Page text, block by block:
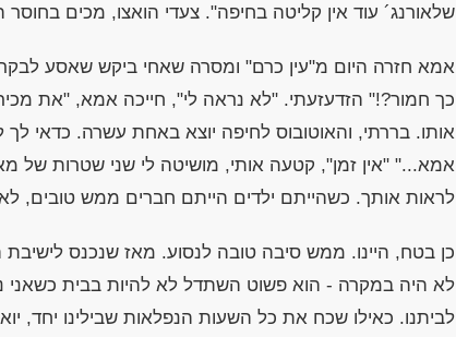
שלאורנג´ עוד אין קליטה בחיפה". צעדי הואצו, מכים
אמא חזרה היום מ"עין כרם" ומסרה שאחי ביקש שאסע לבקר
כך חמור?!" הזדעזעתי. "לא נראה לי", חייכה אמא, "את
אותו. בררתי, והאוטובוס לחיפה יוצא באחת עשרה. כדאי
אמא..." "אין זמן", קטעה אותי, מושיטה לי שני שטרות של
לראות אותך. כשהייתם ילדים הייתם חברים ממש טובים,
כן בטח, היינו. ממש סיבה טובה לנסוע. מאז שנכנס לישיבת
לא היה במקרה - הוא פשוט השתדל לא להיות בבית כשאני
לביתנו. כאילו שכח את כל השעות הנפלאות שבילינו יחד,